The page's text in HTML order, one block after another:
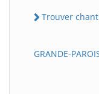
Trouver
GRANDE-